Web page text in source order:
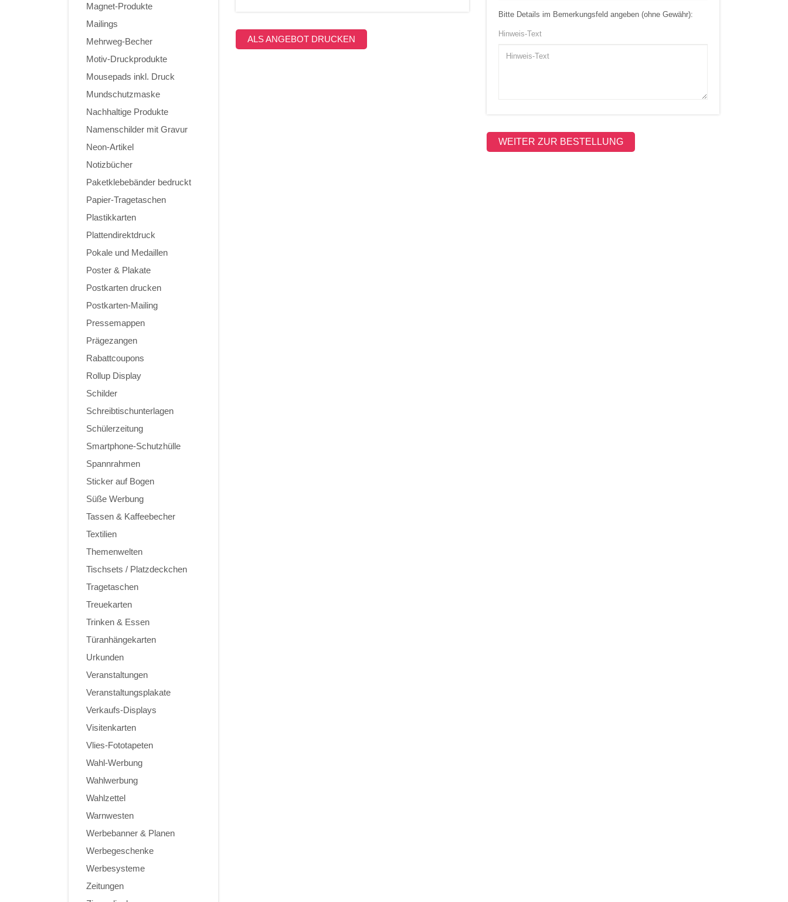
Magnet-Produkte
Mailings
Mehrweg-Becher
Motiv-Druckprodukte
Mousepads inkl. Druck
Mundschutzmaske
Nachhaltige Produkte
Namenschilder mit Gravur
Neon-Artikel
Notizbücher
Paketklebebänder bedruckt
Papier-Tragetaschen
Plastikkarten
Plattendirektdruck
Pokale und Medaillen
Poster & Plakate
Postkarten drucken
Postkarten-Mailing
Pressemappen
Prägezangen
Rabattcoupons
Rollup Display
Schilder
Schreibtischunterlagen
Schülerzeitung
Smartphone-Schutzhülle
Spannrahmen
Sticker auf Bogen
Süße Werbung
Tassen & Kaffeebecher
Textilien
Themenwelten
Tischsets / Platzdeckchen
Tragetaschen
Treuekarten
Trinken & Essen
Türanhängekarten
Urkunden
Veranstaltungen
Veranstaltungsplakate
Verkaufs-Displays
Visitenkarten
Vlies-Fototapeten
Wahl-Werbung
Wahlwerbung
Wahlzettel
Warnwesten
Werbebanner & Planen
Werbegeschenke
Werbesysteme
Zeitungen
ALS ANGEBOT DRUCKEN
Bitte Details im Bemerkungsfeld angeben (ohne Gewähr):
Hinweis-Text